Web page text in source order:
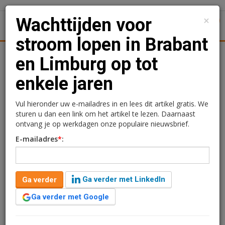
Uitgelicht Achtergronden
Wachttijden voor stroom
lopen in Brabant en
Limburg op tot enkele
jaren
Redactie
17 april 2025 om 10:11
één jaar geleden aangepast
1 minuut leestijd
Grootverbruikers van elektriciteit en de grotere
×
Wachttijden voor
stroom lopen in Brabant
en Limburg op tot
enkele jaren
Vul hieronder uw e-mailadres in en lees dit artikel gratis. We
sturen u dan een link om het artikel te lezen. Daarnaast
ontvang je op werkdagen onze populaire nieuwsbrief.
E-mailadres*:
Ga verder
Ga verder met LinkedIn
Ga verder met Google